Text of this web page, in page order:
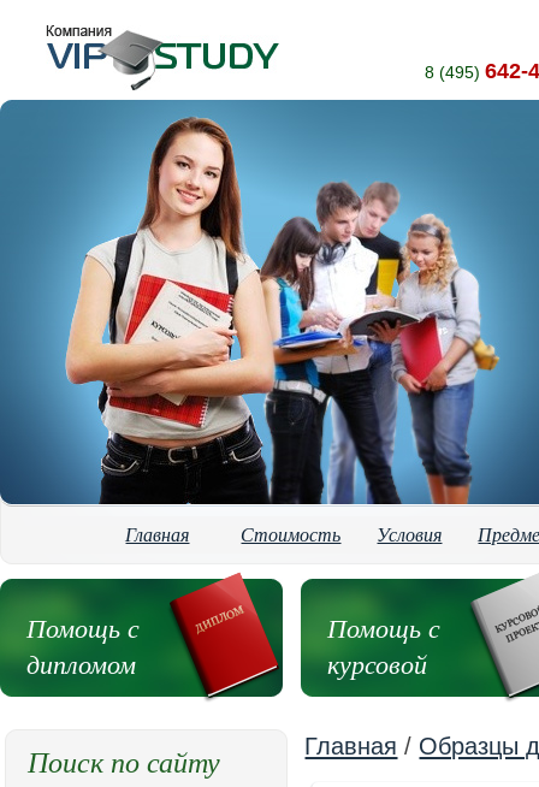
8 (495) 642-
Главная Стоимость Условия
Помощь с
дипломом
Помощь с
курсовой
Главная / Образцы
Поиск по сайту